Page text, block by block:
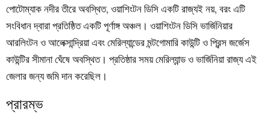
পোটোম্যাক নদীর তীরে অবস্থিত, ওয়াশিংটন ডিসি একটি রাজ্যই নয়, বরং এটি
সংবিধান দ্বারা প্রতিষ্ঠিত একটি পূর্ণাঙ্গ অঞ্চল। ওয়াশিংটন ডিসি ভার্জিনিয়ার
আরলিংটন ও আলেক্সান্দ্রিয়া এবং মেরিল্যান্ডের মন্টগোমারি কাউন্টি ও প্রিন্স জর্জেস
কাউন্টির সীমানা ঘেঁষে অবস্থিত। প্রতিষ্ঠার সময় মেরিল্যান্ড ও ভার্জিনিয়া রাজ্য এই
জেলার জন্য জমি দান করেছিল।
প্রারম্ভ